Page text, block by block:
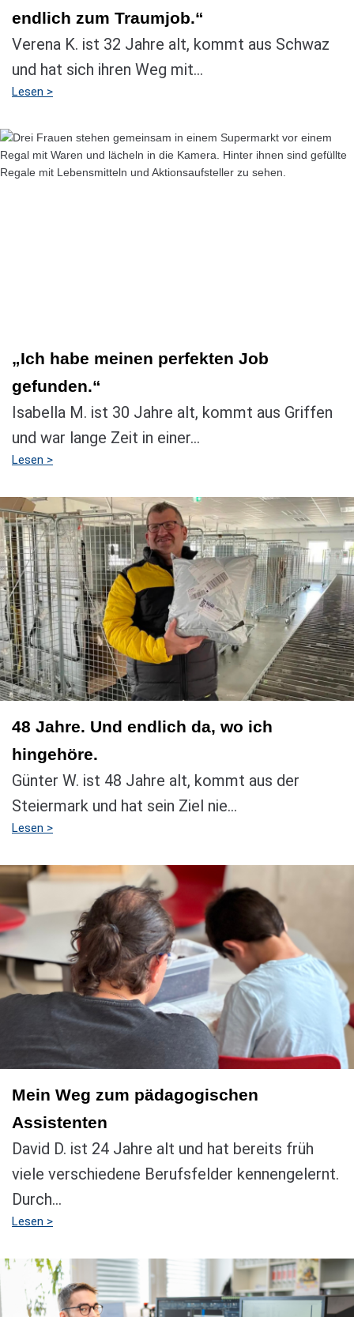
endlich zum Traumjob.“
Verena K. ist 32 Jahre alt, kommt aus Schwaz
und hat sich ihren Weg mit...
Lesen >
„Ich habe meinen perfekten Job
gefunden.“
Isabella M. ist 30 Jahre alt, kommt aus Griffen
und war lange Zeit in einer...
Lesen >
48 Jahre. Und endlich da, wo ich
hingehöre.
Günter W. ist 48 Jahre alt, kommt aus der
Steiermark und hat sein Ziel nie...
Lesen >
Mein Weg zum pädagogischen
Assistenten
David D. ist 24 Jahre alt und hat bereits früh
viele verschiedene Berufsfelder kennengelernt.
Durch...
Lesen >